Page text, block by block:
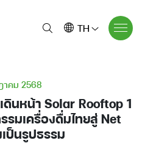
TH
าคม 2568
ดินหน้า Solar Rooftop 1
รมเครื่องดื่มไทยสู่ Net
ป็นรูปธรรม